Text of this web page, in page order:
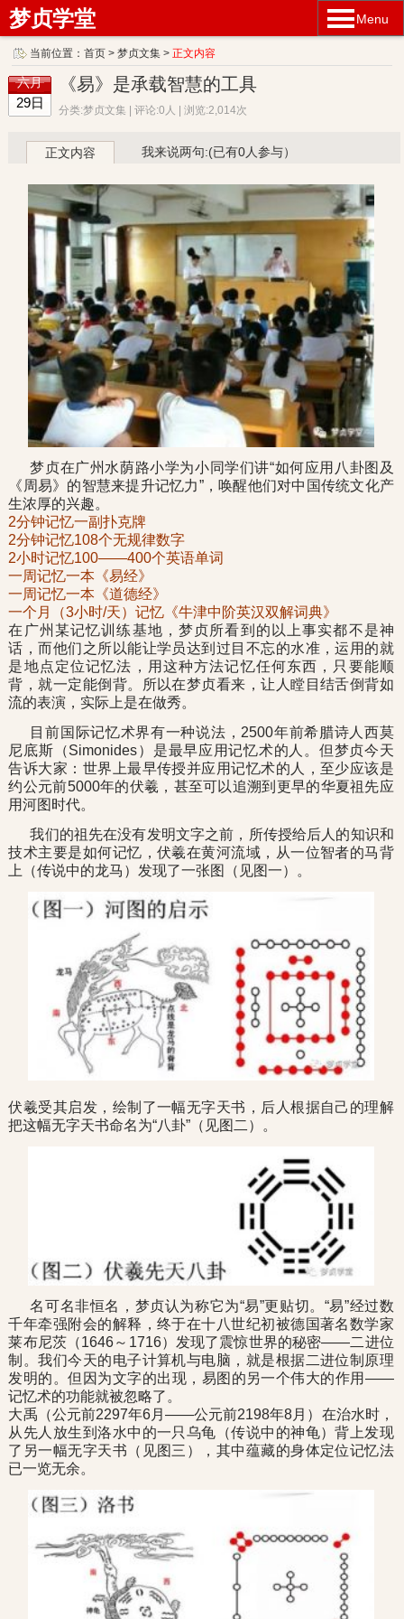
Menu
梦贞学堂
当前位置：首页 >梦贞文集 >正文内容
六月
29日
《易》是承载智慧的工具
分类:梦贞文集 | 评论:0人 | 浏览:2,014次
正文内容 我来说两句:(已有0人参与）
梦贞在广州水荫路小学为小同学们讲“如何应用八卦图及
《周易》的智慧来提升记忆力”，唤醒他们对中国传统文化产
生浓厚的兴趣。
2分钟记忆一副扑克牌
2分钟记忆108个无规律数字
2小时记忆100——400个英语单词
一周记忆一本《易经》
一周记忆一本《道德经》
一个月（3小时/天）记忆《牛津中阶英汉双解词典》
在广州某记忆训练基地，梦贞所看到的以上事实都不是神
话，而他们之所以能让学员达到过目不忘的水准，运用的就
是地点定位记忆法，用这种方法记忆任何东西，只要能顺
背，就一定能倒背。所以在梦贞看来，让人瞠目结舌倒背如
流的表演，实际上是在做秀。
目前国际记忆术界有一种说法，2500年前希腊诗人西莫
尼底斯（Simonides）是最早应用记忆术的人。但梦贞今天
告诉大家：世界上最早传授并应用记忆术的人，至少应该是
约公元前5000年的伏羲，甚至可以追溯到更早的华夏祖先应
用河图时代。
我们的祖先在没有发明文字之前，所传授给后人的知识和
技术主要是如何记忆，伏羲在黄河流域，从一位智者的马背
上（传说中的龙马）发现了一张图（见图一）。
伏羲受其启发，绘制了一幅无字天书，后人根据自己的理解
把这幅无字天书命名为“八卦”（见图二）。
名可名非恒名，梦贞认为称它为“易”更贴切。“易”经过数
千年牵强附会的解释，终于在十八世纪初被德国著名数学家
莱布尼茨（1646～1716）发现了震惊世界的秘密——二进位
制。我们今天的电子计算机与电脑，就是根据二进位制原理
发明的。但因为文字的出现，易图的另一个伟大的作用——
记忆术的功能就被忽略了。
大禹（公元前2297年6月——公元前2198年8月）在治水时，
从先人放生到洛水中的一只乌龟（传说中的神龟）背上发现
了另一幅无字天书（见图三），其中蕴藏的身体定位记忆法
已一览无余。